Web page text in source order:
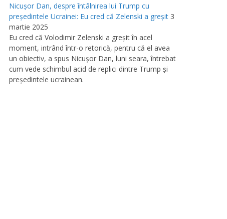
Nicuşor Dan, despre întâlnirea lui Trump cu
preşedintele Ucrainei: Eu cred că Zelenski a greşit 3
martie 2025
Eu cred că Volodimir Zelenski a greşit în acel
moment, intrând într-o retorică, pentru că el avea
un obiectiv, a spus Nicuşor Dan, luni seara, întrebat
cum vede schimbul acid de replici dintre Trump şi
preşedintele ucrainean.